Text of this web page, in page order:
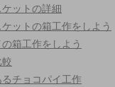
ケットの詳細
ケットの箱工作をしよう
箱工作をしよう
チョコパイ工作